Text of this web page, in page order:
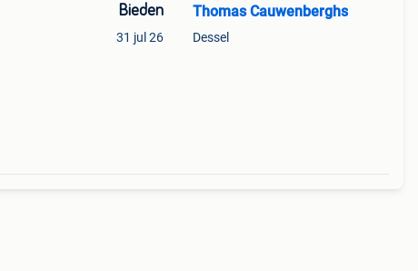
Bieden
31 jul 26
Thomas Cauwenberghs
Dessel